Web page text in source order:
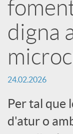
t
i
r
a
digna
24.02.2026
Per tal que
d'atur o